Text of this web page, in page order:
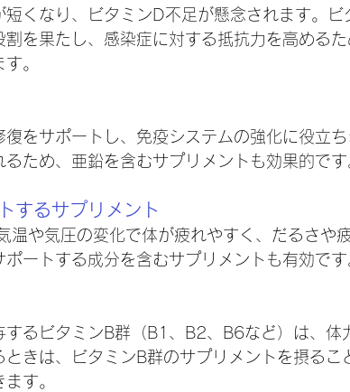
くなり、ビタミンD不足が懸念されます。ビ
割を果たし、感染症に対する抵抗力を高める
。
をサポートし、免疫システムの強化に役立
るため、亜鉛を含むサプリメントも効果的で
するサプリメント
ポートする成分を含むサプリメントも有効で
るビタミンB群（B1、B2、B6など）は、体
ときは、ビタミンB群のサプリメントを摂るこ
す。